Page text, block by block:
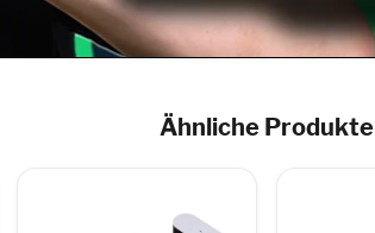
Ähnliche Produkte